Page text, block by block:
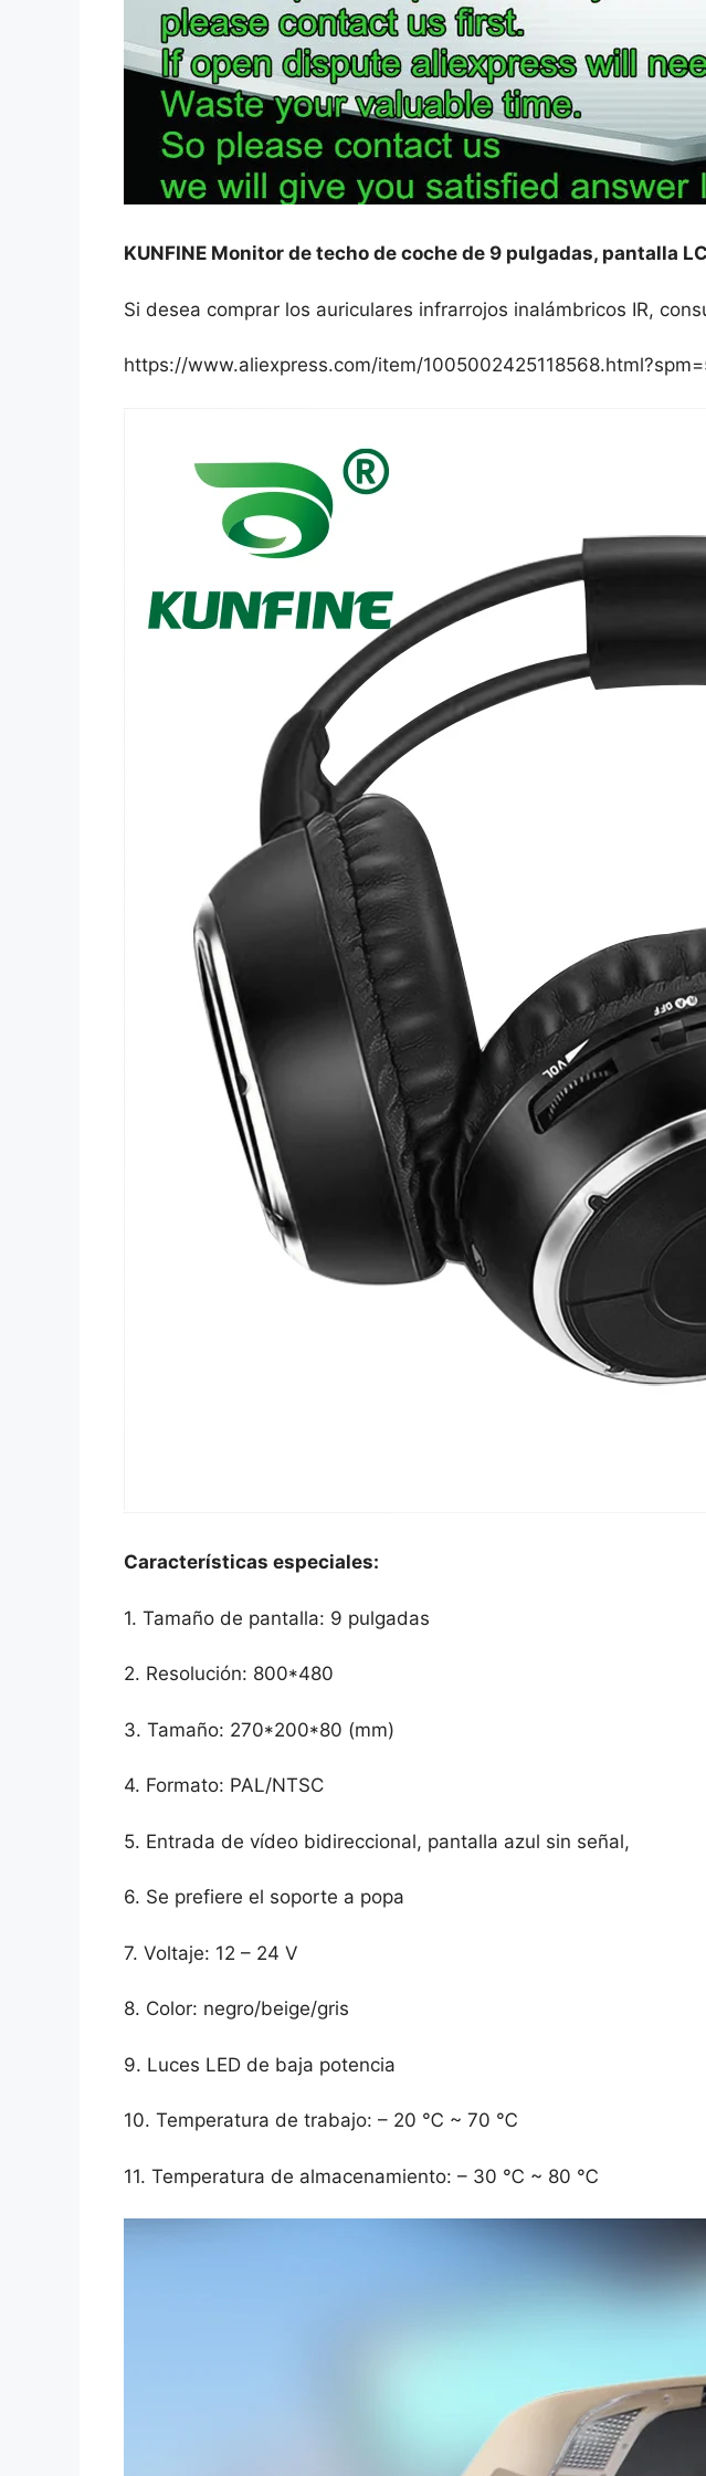
KUNFINE Monitor de techo de coche de 9 pulgadas, pantalla
Si desea comprar los auriculares infrarrojos inalámbricos IR,
https://www.aliexpress.com/item/
Características especiales:
1. Tamaño de pantalla: 9 pulgadas
2. Resolución: 800*480
3. Tamaño: 270*200*80 (mm)
4. Formato: PAL/NTSC
5. Entrada de vídeo bidireccional, pantalla azul sin señal,
6. Se prefiere el soporte a popa
7. Voltaje: 12 – 24 V
8. Color: negro/beige/gris
9. Luces LED de baja potencia
10. Temperatura de trabajo: – 20 ℃ ~ 70 ℃
11. Temperatura de almacenamiento: – 30 ℃ ~ 80 ℃